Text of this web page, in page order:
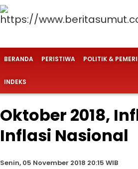
BERANDA PERISTIWA POLITIK &
INDEKS
Oktober 2018,
Inflasi Nasional
Senin, 05 November 2018 20:15 WIB